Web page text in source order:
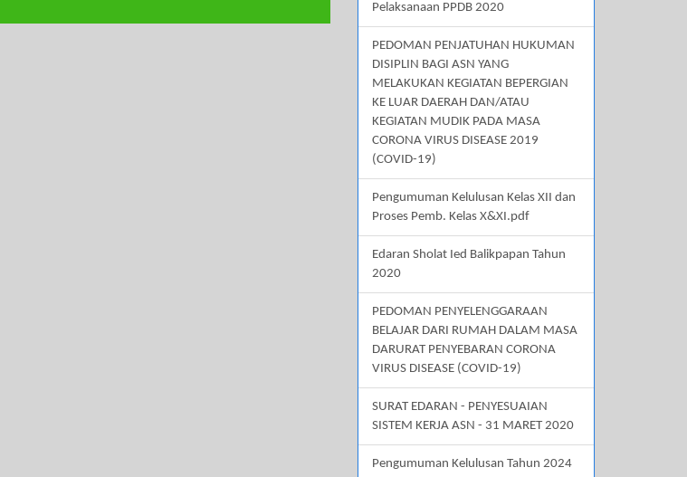
Pelaksanaan PPDB 2020
PEDOMAN PENJATUHAN HUKUMAN
DISIPLIN BAGI ASN YANG
MELAKUKAN KEGIATAN BEPERGIAN
KE LUAR DAERAH DAN/ATAU
KEGIATAN MUDIK PADA MASA
CORONA VIRUS DISEASE 2019
(COVID-19)
Pengumuman Kelulusan Kelas XII dan
Proses Pemb. Kelas X&XI.pdf
Edaran Sholat Ied Balikpapan Tahun
2020
PEDOMAN PENYELENGGARAAN
BELAJAR DARI RUMAH DALAM MASA
DARURAT PENYEBARAN CORONA
VIRUS DISEASE (COVID-19)
SURAT EDARAN - PENYESUAIAN
SISTEM KERJA ASN - 31 MARET 2020
Pengumuman Kelulusan Tahun 2024